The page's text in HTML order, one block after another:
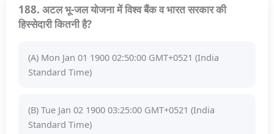
188. अटल भू-जल योजना में विश्व बैंक व भारत सरकार की
हिस्सेदारी कितनी है?
(A) Mon Jan 01 1900 02:50:00 GMT+0521 (India
Standard Time)
(B) Tue Jan 02 1900 03:25:00 GMT+0521 (India
Standard Time)